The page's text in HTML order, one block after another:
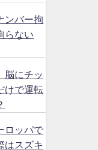
ンバー拘
らない
脳にチッ
けで運転
ロッパで
スズキ